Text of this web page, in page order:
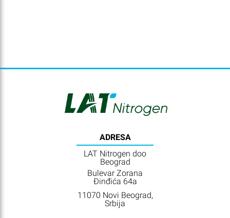
ADRESA
LAT Nitrogen doo
Beograd
Bulevar Zorana
Đinđića 64a
11070 Novi Beograd,
Srbija